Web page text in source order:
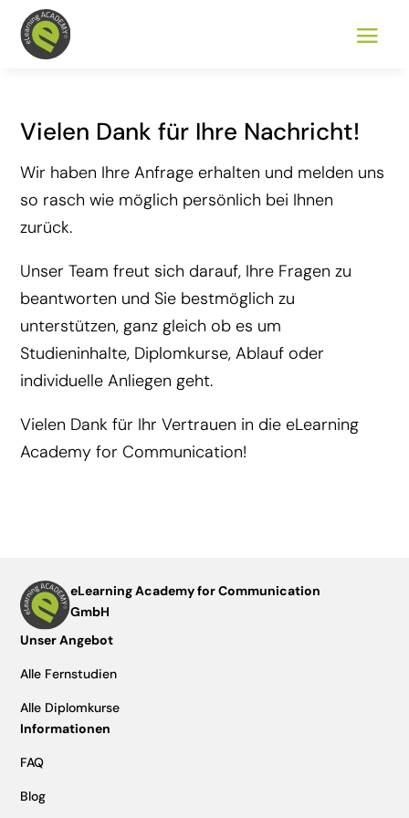
Vielen Dank für Ihre Nachricht!
Wir haben Ihre Anfrage erhalten und melden uns
so rasch wie möglich persönlich bei Ihnen
zurück.
Unser Team freut sich darauf, Ihre Fragen zu
beantworten und Sie bestmöglich zu
unterstützen, ganz gleich ob es um
Studieninhalte, Diplomkurse, Ablauf oder
individuelle Anliegen geht.
Vielen Dank für Ihr Vertrauen in die eLearning
Academy for Communication!
eLearning Academy for Communication
GmbH
Unser Angebot
Alle Fernstudien
Alle Diplomkurse
Informationen
FAQ
Blog